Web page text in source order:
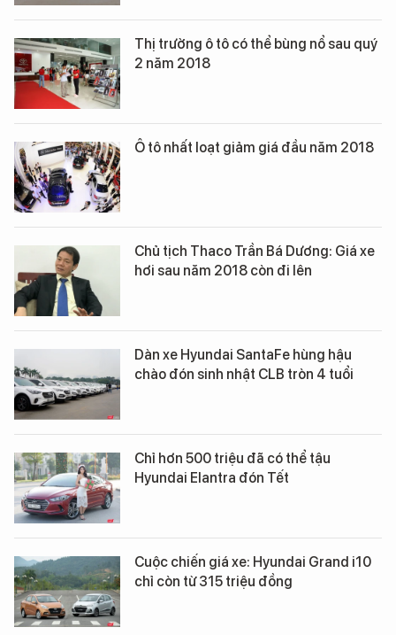
Thị trường ô tô có thể bùng nổ sau quý
2 năm 2018
Ô tô nhất loạt giảm giá đầu năm 2018
Chủ tịch Thaco Trần Bá Dương: Giá xe
hơi sau năm 2018 còn đi lên
Dàn xe Hyundai SantaFe hùng hậu
chào đón sinh nhật CLB tròn 4 tuổi
Chỉ hơn 500 triệu đã có thể tậu
Hyundai Elantra đón Tết
Cuộc chiến giá xe: Hyundai Grand i10
chỉ còn từ 315 triệu đồng